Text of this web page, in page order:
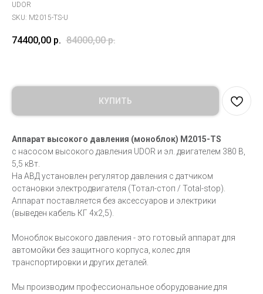
UDOR
SKU: М2015-TS-U
74400,00 р. 84000,00 р.
КУПИТЬ
Аппарат высокого давления (моноблок) М2015-TS
с насосом высокого давления UDOR и эл. двигателем 380 В,
5,5 кВт.
На АВД установлен регулятор давления с датчиком
остановки электродвигателя (Тотал-стоп / Total-stop).
Аппарат поставляется без аксессуаров и электрики
(выведен кабель КГ 4х2,5).
Моноблок высокого давления - это готовый аппарат для
автомойки без защитного корпуса, колес для
транспортировки и других деталей.
Мы производим профессиональное оборудование для